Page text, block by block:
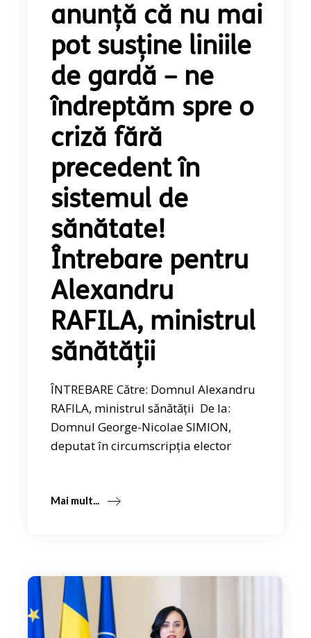
anunță că nu mai
pot susține liniile
de gardă – ne
îndreptăm spre o
criză fără
precedent în
sistemul de
sănătate!
Întrebare pentru
Alexandru
RAFILA, ministrul
sănătății
ÎNTREBARE Către: Domnul Alexandru
RAFILA, ministrul sănătății De la:
Domnul George-Nicolae SIMION,
deputat în circumscripția elector
Mai mult...